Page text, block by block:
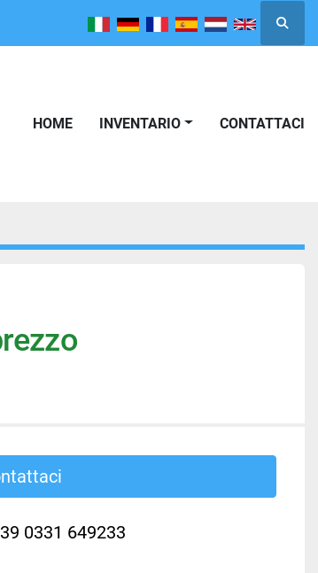
Cerca
HOME INVENTARIO CONTATTACI
0331 649233